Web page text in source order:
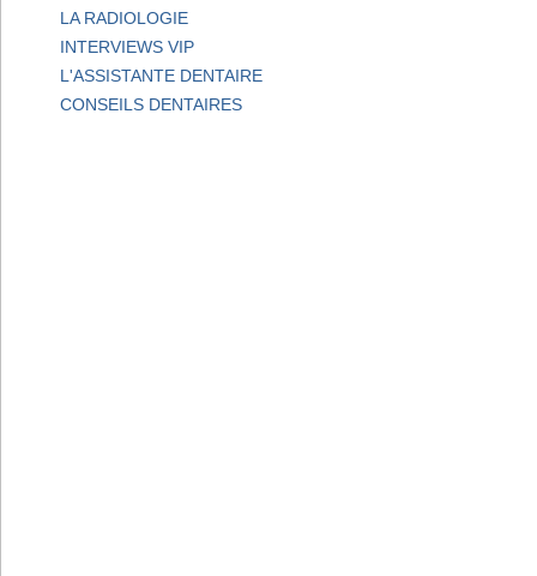
LA RADIOLOGIE
INTERVIEWS VIP
L'ASSISTANTE DENTAIRE
CONSEILS DENTAIRES